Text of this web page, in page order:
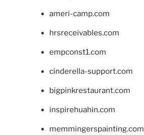
ameri-camp.com
hrsreceivables.com
empconst1.com
cinderella-support.com
bigpinkrestaurant.com
inspirehuahin.com
memmingerspainting.com